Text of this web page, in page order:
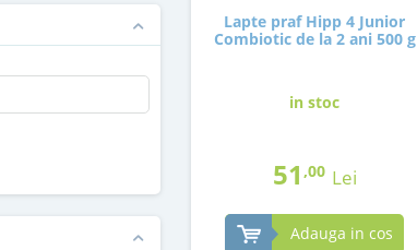
Lapte praf Hipp 4 Junior
Combiotic de la 2 ani 500 g
in stoc
51 ,00 Lei
Adauga in cos